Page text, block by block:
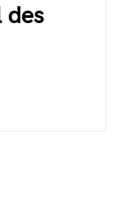
des